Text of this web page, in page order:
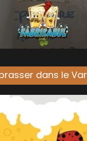
dans le Var